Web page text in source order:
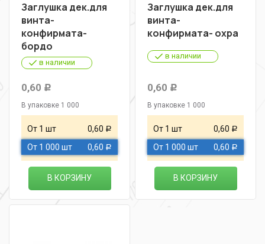
Заглушка дек.для
винта-
конфирмата-
бордо
в наличии
0,60 Р
В упаковке 1 000
От 1 шт 0,60 Р
От 1 000 шт 0,60 Р
В КОРЗИНУ
Заглушка дек.для
винта-
конфирмата- охра
в наличии
0,60 Р
В упаковке 1 000
От 1 шт 0,60 Р
От 1 000 шт 0,60 Р
В КОРЗИНУ